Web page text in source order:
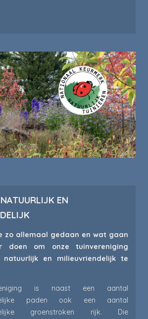
EN
zo allemaal gedaan en wat gaan
doen om onze tuinvereniging
natuurlijk en milieuvriendelijk te
is naast een aantal
paden ook een aantal
groenstroken rijk. Die